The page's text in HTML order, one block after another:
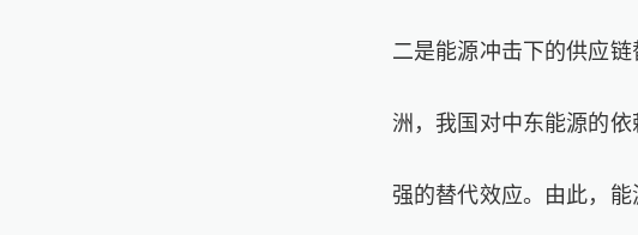
二是能源冲击下的供应
洲，我国对中东能源的
强的替代效应。由此，